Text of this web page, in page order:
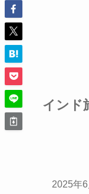
インド
2025年